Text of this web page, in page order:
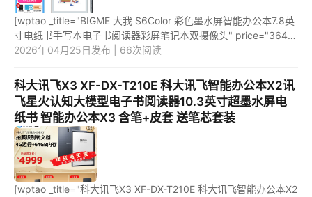
[wptao _title="BIGME 大我 S6Color 彩色墨水屏智能办公本7.8英
寸电纸书手写本电子书阅读器彩屏笔记本双摄像头" price="3649"
url="https://item.jd.com/100042645774.html"
2026年04月25日发布 | 66次阅读
科大讯飞X3 XF-DX-T210E 科大讯飞智能办公本X2讯
飞星火认知大模型电子书阅读器10.3英寸超墨水屏电
纸书 智能办公本X3 含笔+皮套 送笔芯套装
[wptao _title="科大讯飞X3 XF-DX-T210E 科大讯飞智能办公本X2